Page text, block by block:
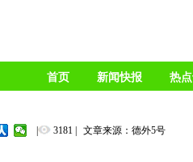
首页 新闻快报 热
| 3181 | 文章来源：德外5号